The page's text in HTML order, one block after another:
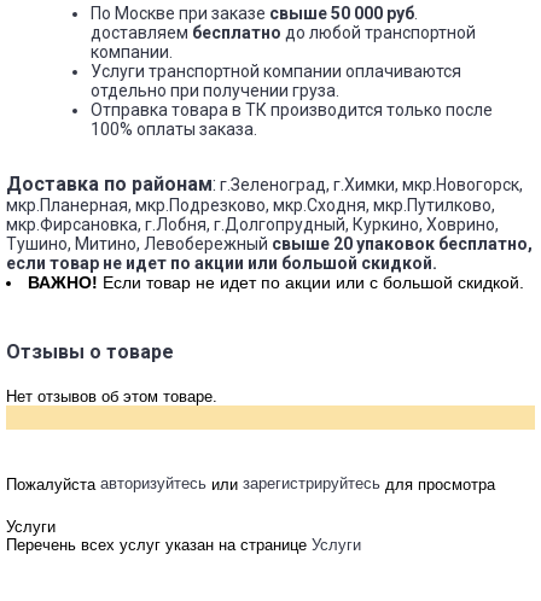
По Москве при заказе свыше 50 000 руб.
доставляем бесплатно до любой транспортной
компании.
Услуги транспортной компании оплачиваются
отдельно при получении груза.
Отправка товара в ТК производится только после
100% оплаты заказа.
Доставка по районам: г.Зеленоград, г.Химки, мкр.Новогорск,
мкр.Планерная, мкр.Подрезково, мкр.Сходня, мкр.Путилково,
мкр.Фирсановка, г.Лобня, г.Долгопрудный, Куркино, Ховрино,
Тушино, Митино, Левобережный свыше 20 упаковок бесплатно,
если товар не идет по акции или большой скидкой.
ВАЖНО! Если товар не идет по акции или с большой скидкой.
Отзывы о товаре
Нет отзывов об этом товаре.
Пожалуйста авторизуйтесь или зарегистрируйтесь для просмотра
Услуги
Перечень всех услуг указан на странице Услуги